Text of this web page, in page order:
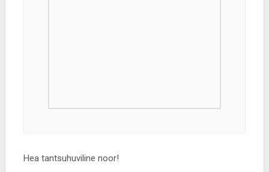
Hea tantsuhuviline noor!